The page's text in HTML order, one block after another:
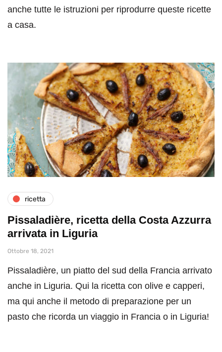
anche tutte le istruzioni per riprodurre queste ricette
a casa.
ricetta
Pissaladière, ricetta della Costa Azzurra
arrivata in Liguria
Ottobre 18, 2021
Pissaladière, un piatto del sud della Francia arrivato
anche in Liguria. Qui la ricetta con olive e capperi,
ma qui anche il metodo di preparazione per un
pasto che ricorda un viaggio in Francia o in Liguria!